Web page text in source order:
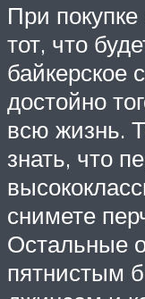
При
тот, что
байкерское
достойно
всю жизнь.
знать, что
снимете
Остальные
пятнистым